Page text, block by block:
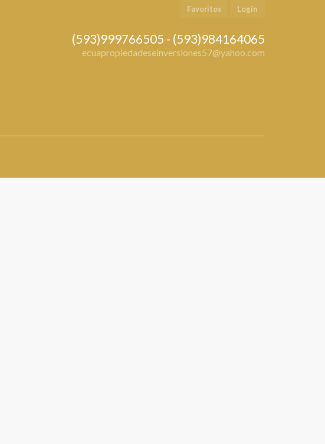
Favoritos Login
(593)999766505 - (593)984164065
ecuapropiedadeseinversiones57@yahoo.com